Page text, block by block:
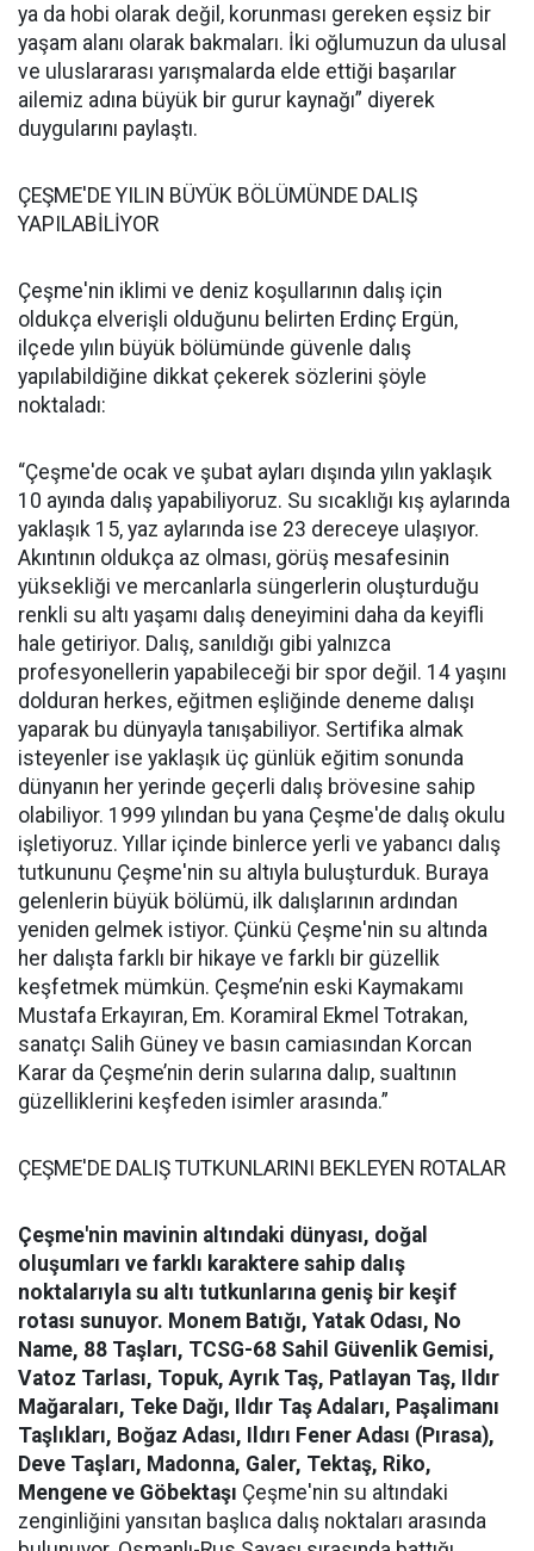
ya da hobi olarak değil, korunması gereken eşsiz bir
yaşam alanı olarak bakmaları. İki oğlumuzun da ulusal
ve uluslararası yarışmalarda elde ettiği başarılar
ailemiz adına büyük bir gurur kaynağı” diyerek
duygularını paylaştı.
ÇEŞME'DE YILIN BÜYÜK BÖLÜMÜNDE DALIŞ
YAPILABİLİYOR
Çeşme'nin iklimi ve deniz koşullarının dalış için
oldukça elverişli olduğunu belirten Erdinç Ergün,
ilçede yılın büyük bölümünde güvenle dalış
yapılabildiğine dikkat çekerek sözlerini şöyle
noktaladı:
“Çeşme'de ocak ve şubat ayları dışında yılın yaklaşık
10 ayında dalış yapabiliyoruz. Su sıcaklığı kış aylarında
yaklaşık 15, yaz aylarında ise 23 dereceye ulaşıyor.
Akıntının oldukça az olması, görüş mesafesinin
yüksekliği ve mercanlarla süngerlerin oluşturduğu
renkli su altı yaşamı dalış deneyimini daha da keyifli
hale getiriyor. Dalış, sanıldığı gibi yalnızca
profesyonellerin yapabileceği bir spor değil. 14 yaşını
dolduran herkes, eğitmen eşliğinde deneme dalışı
yaparak bu dünyayla tanışabiliyor. Sertifika almak
isteyenler ise yaklaşık üç günlük eğitim sonunda
dünyanın her yerinde geçerli dalış brövesine sahip
olabiliyor. 1999 yılından bu yana Çeşme'de dalış okulu
işletiyoruz. Yıllar içinde binlerce yerli ve yabancı dalış
tutkununu Çeşme'nin su altıyla buluşturduk. Buraya
gelenlerin büyük bölümü, ilk dalışlarının ardından
yeniden gelmek istiyor. Çünkü Çeşme'nin su altında
her dalışta farklı bir hikaye ve farklı bir güzellik
keşfetmek mümkün. Çeşme’nin eski Kaymakamı
Mustafa Erkayıran, Em. Koramiral Ekmel Totrakan,
sanatçı Salih Güney ve basın camiasından Korcan
Karar da Çeşme’nin derin sularına dalıp, sualtının
güzelliklerini keşfeden isimler arasında.”
ÇEŞME'DE DALIŞ TUTKUNLARINI BEKLEYEN ROTALAR
Çeşme'nin mavinin altındaki dünyası, doğal
oluşumları ve farklı karaktere sahip dalış
noktalarıyla su altı tutkunlarına geniş bir keşif
rotası sunuyor. Monem Batığı, Yatak Odası, No
Name, 88 Taşları, TCSG-68 Sahil Güvenlik Gemisi,
Vatoz Tarlası, Topuk, Ayrık Taş, Patlayan Taş, Ildır
Mağaraları, Teke Dağı, Ildır Taş Adaları, Paşalimanı
Taşlıkları, Boğaz Adası, Ildırı Fener Adası (Pırasa),
Deve Taşları, Madonna, Galer, Tektaş, Riko,
Mengene ve Göbektaşı Çeşme'nin su altındaki
zenginliğini yansıtan başlıca dalış noktaları arasında